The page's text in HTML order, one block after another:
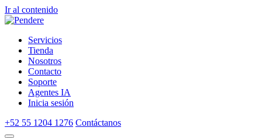
Ir al contenido
Servicios
Tienda
Nosotros
Contacto
Soporte
Agentes IA
Inicia sesión
+52 55 1204 1276 Contáctanos